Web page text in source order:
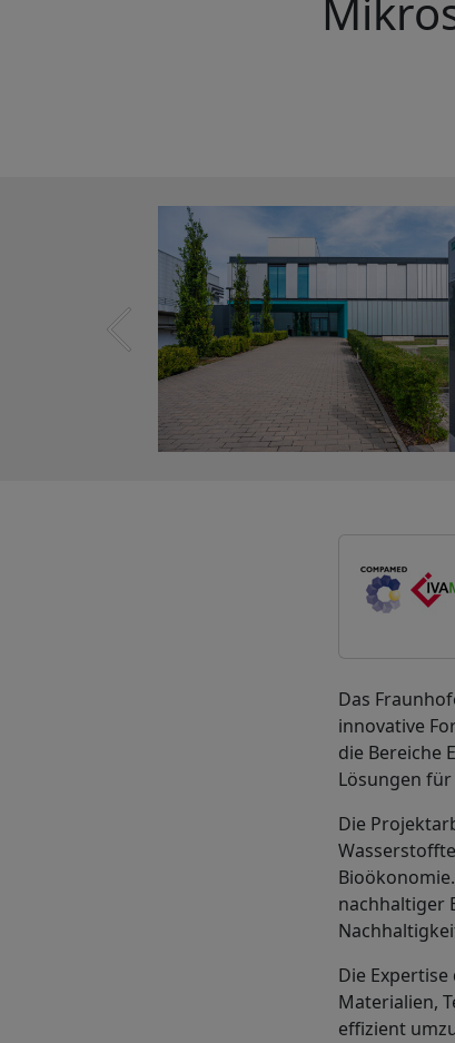
Das
innovative
die Bereiche
Lösungen
Die
nachhaltiger
Die
Materialien,
effizient